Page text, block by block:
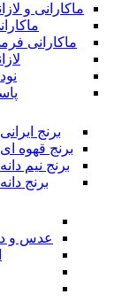
ماکارانی و
ماکارانی
برنج ایرانی
برنج قهوه ای
برنج نیم دانه
برنج دانه
عدس و